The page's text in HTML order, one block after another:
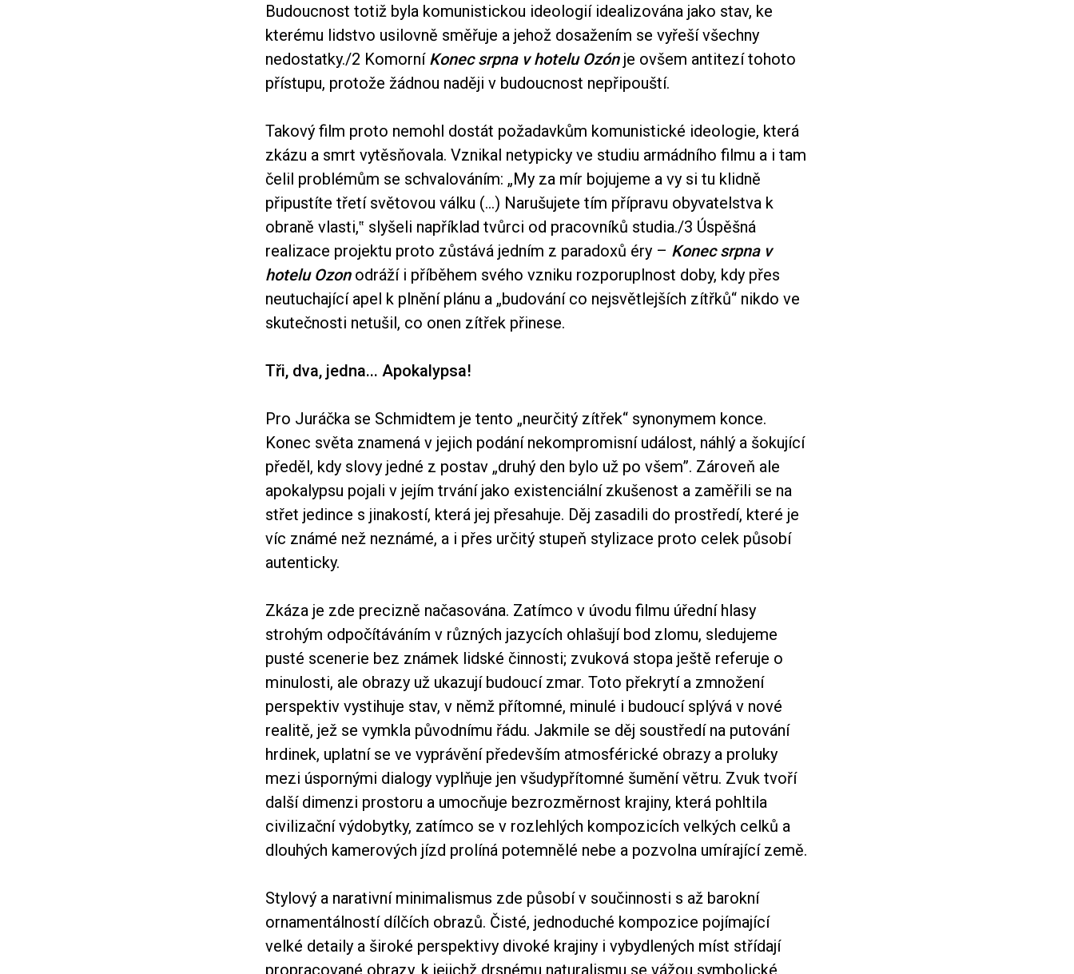
Budoucnost totiž byla komunistickou ideologií idealizována jako stav, ke
kterému lidstvo usilovně směřuje a jehož dosažením se vyřeší všechny
nedostatky./2 Komorní Konec srpna v hotelu Ozónje ovšem antitezí tohoto
přístupu, protože žádnou naději v budoucnost nepřipouští.
Takový film proto nemohl dostát požadavkům komunistické ideologie, která
zkázu a smrt vytěsňovala. Vznikal netypicky ve studiu armádního filmu a i tam
čelil problémům se schvalováním: „My za mír bojujeme a vy si tu klidně
připustíte třetí světovou válku (...) Narušujete tím přípravu obyvatelstva k
obraně vlasti,‟ slyšeli například tvůrci od pracovníků studia./3 Úspěšná
realizace projektu proto zůstává jedním z paradoxů éry – Konec srpna v
hotelu Ozon odráží i příběhem svého vzniku rozporuplnost doby, kdy přes
neutuchající apel k plnění plánu a „budování co nejsvětlejších zítřků“ nikdo ve
skutečnosti netušil, co onen zítřek přinese.
Tři, dva, jedna... Apokalypsa!
Pro Juráčka se Schmidtem je tento „neurčitý zítřek“ synonymem konce.
Konec světa znamená v jejich podání nekompromisní událost, náhlý a šokující
předěl, kdy slovy jedné z postav „druhý den bylo už po všem”. Zároveň ale
apokalypsu pojali v jejím trvání jako existenciální zkušenost a zaměřili se na
střet jedince s jinakostí, která jej přesahuje. Děj zasadili do prostředí, které je
víc známé než neznámé, a i přes určitý stupeň stylizace proto celek působí
autenticky.
Zkáza je zde precizně načasována. Zatímco v úvodu filmu úřední hlasy
strohým odpočítáváním v různých jazycích ohlašují bod zlomu, sledujeme
pusté scenerie bez známek lidské činnosti; zvuková stopa ještě referuje o
minulosti, ale obrazy už ukazují budoucí zmar. Toto překrytí a zmnožení
perspektiv vystihuje stav, v němž přítomné, minulé i budoucí splývá v nové
realitě, jež se vymkla původnímu řádu. Jakmile se děj soustředí na putování
hrdinek, uplatní se ve vyprávění především atmosférické obrazy a proluky
mezi úspornými dialogy vyplňuje jen všudypřítomné šumění větru. Zvuk tvoří
další dimenzi prostoru a umocňuje bezrozměrnost krajiny, která pohltila
civilizační výdobytky, zatímco se v rozlehlých kompozicích velkých celků a
dlouhých kamerových jízd prolíná potemnělé nebe a pozvolna umírající země.
Stylový a narativní minimalismus zde působí v součinnosti s až barokní
ornamentálností dílčích obrazů. Čisté, jednoduché kompozice pojímající
velké detaily a široké perspektivy divoké krajiny i vybydlených míst střídají
propracované obrazy, k jejichž drsnému naturalismu se vážou symbolické